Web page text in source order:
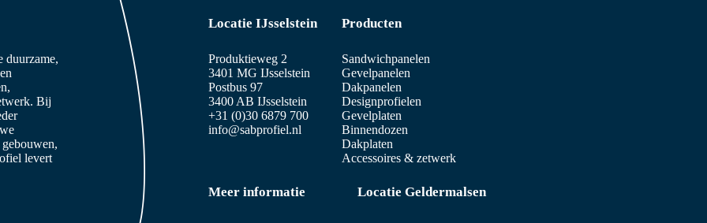
duurzame,
Bij
levert
Locatie IJsselstein
Produktieweg 2
3401 MG IJsselstein
Postbus 97
3400 AB IJsselstein
+31 (0)30 6879 700
info@sabprofiel.nl
Producten
Sandwichpanelen
Gevelpanelen
Dakpanelen
Designprofielen
Gevelplaten
Binnendozen
Dakplaten
Accessoires & zetwerk
Meer informatie Locatie Geldermalsen